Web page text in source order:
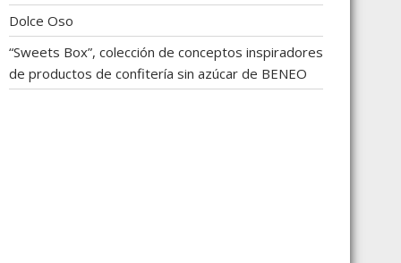
Dolce Oso
“Sweets Box”, colección de conceptos inspiradores
de productos de confitería sin azúcar de BENEO